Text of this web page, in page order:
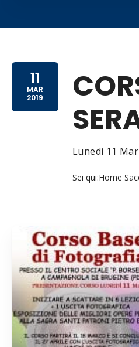
11
MAR
2019
Lunedì 11
Sei qui:Home